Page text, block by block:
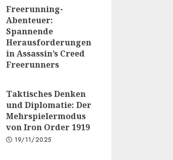
Freerunning-
Abenteuer:
Spannende
Herausforderungen
in Assassin’s Creed
Freerunners
Taktisches Denken
und Diplomatie: Der
Mehrspielermodus
von Iron Order 1919
19/11/2025